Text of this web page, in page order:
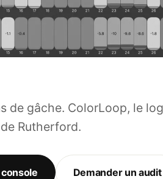
de gâche. ColorLoop, le
Rutherford.
Demander un audit